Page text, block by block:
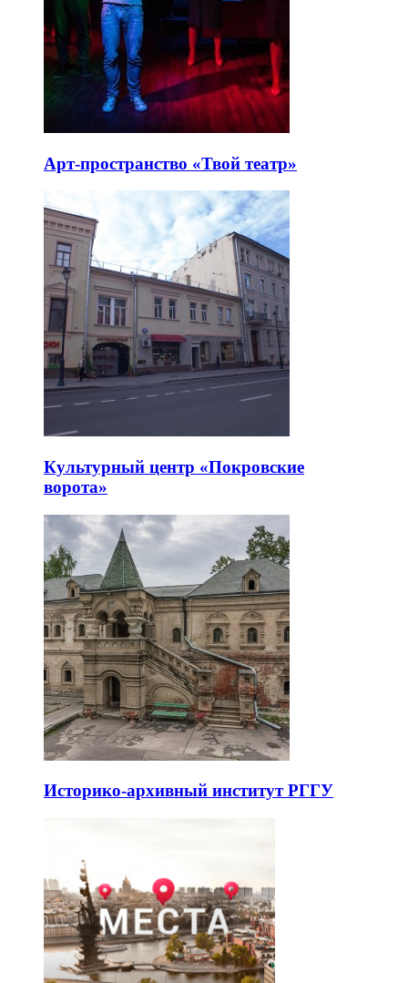
Арт-пространство «Твой театр»
Культурный центр «Покровские
ворота»
Историко-архивный институт РГГУ